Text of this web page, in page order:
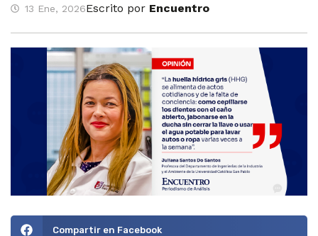
13 Ene, 2026Escrito por Encuentro
Compartir en Facebook